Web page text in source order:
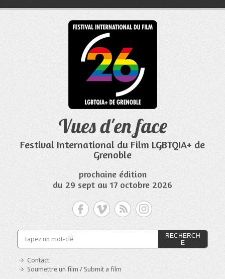
Vues d'en face
Festival International du Film LGBTQIA+ de
Grenoble
prochaine édition
du 29 sept au 17 octobre 2026
RECHERCH
E
Contact
Soumettre un film / Submit a film